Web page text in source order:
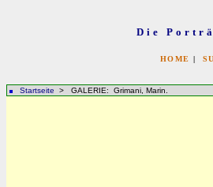
Die
HOME |
Startseite > GALERIE: Grimani, Marin.